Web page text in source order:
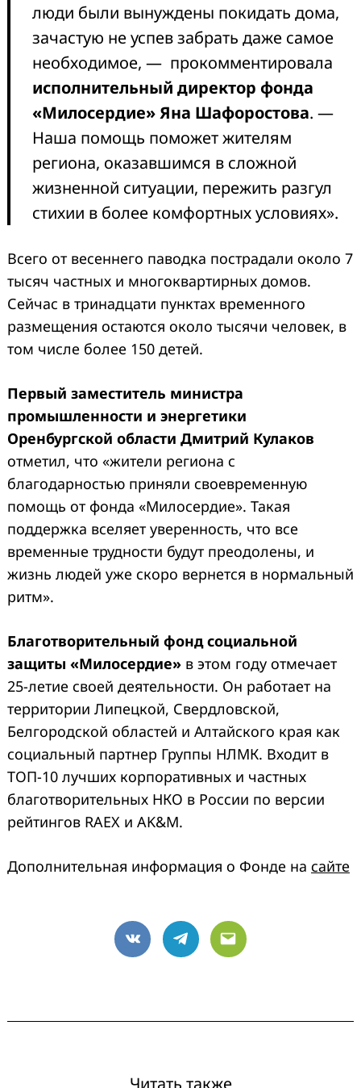
люди были вынуждены покидать дома,
зачастую не успев забрать даже самое
необходимое, — прокомментировала
исполнительный директор фонда
«Милосердие» Яна Шафоростова. —
Наша помощь поможет жителям
региона, оказавшимся в сложной
жизненной ситуации, пережить разгул
стихии в более комфортных условиях».
Всего от весеннего паводка пострадали около 7
тысяч частных и многоквартирных домов.
Сейчас в тринадцати пунктах временного
размещения остаются около тысячи человек, в
том числе более 150 детей.
Первый заместитель министра
промышленности и энергетики
Оренбургской области Дмитрий Кулаков
отметил, что «жители региона с
благодарностью приняли своевременную
помощь от фонда «Милосердие». Такая
поддержка вселяет уверенность, что все
временные трудности будут преодолены, и
жизнь людей уже скоро вернется в нормальный
ритм».
Благотворительный фонд социальной
защиты «Милосердие» в этом году отмечает
25-летие своей деятельности. Он работает на
территории Липецкой, Свердловской,
Белгородской областей и Алтайского края как
социальный партнер Группы НЛМК. Входит в
ТОП-10 лучших корпоративных и частных
благотворительных НКО в России по версии
рейтингов RAEX и AK&M.
Дополнительная информация о Фонде на сайте
VK Telegram
Email
Читать также